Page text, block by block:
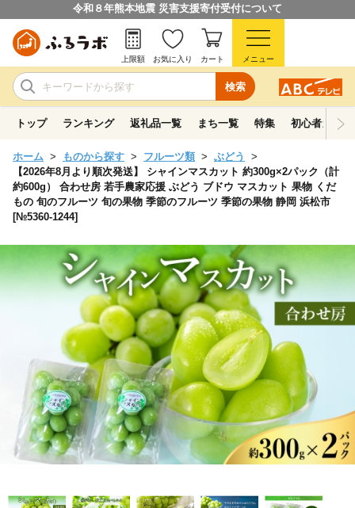
令和８年熊本地震 災害支援寄付受付について
検索
上限額 お気に入り カート メニュー
トップ ランキング 返礼品一覧 まち一覧 特集 初心者ガイド
ホーム ものから探す フルーツ類
ぶどう
【2026年8月より順次発送】 シャインマスカット 約300g×2パック（計
約600g） 合わせ房 若手農家応援 ぶどう ブドウ マスカット 果物 くだ
もの 旬のフルーツ 旬の果物 季節のフルーツ 季節の果物 静岡 浜松市
[№5360-1244]